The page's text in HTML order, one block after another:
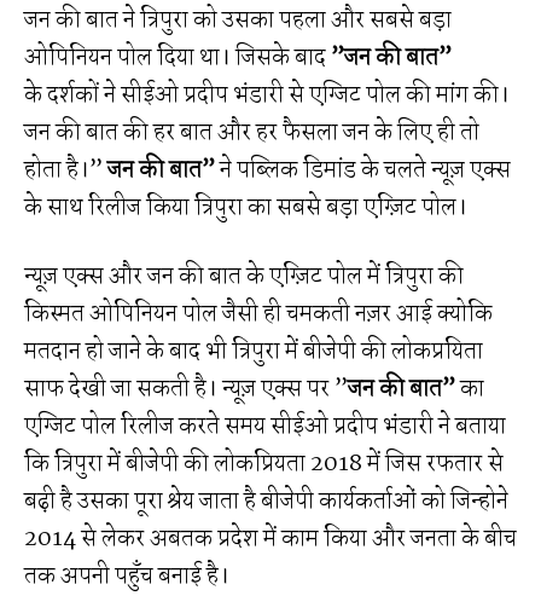
जन की बात ने त्रिपुरा को उसका पहला और सबसे बड़ा
ओपिनियन पोल दिया था। जिसके बाद”जन की बात”
के दर्शकों ने सीईओ प्रदीप भंडारी से एग्जिट पोल की मांग की।
जन की बात की हर बात और हर फैसला जन के लिए ही तो
होता है।”जन की बात”ने पब्लिक डिमांड के चलते न्यूज़ एक्स
के साथ रिलीज किया त्रिपुरा का सबसे बड़ा एग्ज़िट पोल।
न्यूज़ एक्स और जन की बात के एग्ज़िट पोल में त्रिपुरा की
किस्मत ओपिनियन पोल जैसी ही चमकती नज़र आई क्योकि
मतदान हो जाने के बाद भी त्रिपुरा में बीजेपी की लोकप्रयिता
साफ देखी जा सकती है। न्यूज़ एक्स पर ”जन की बात”का
एग्जिट पोल रिलीज करते समय सीईओ प्रदीप भंडारी ने बताया
कि त्रिपुरा में बीजेपी की लोकप्रियता 2018 में जिस रफतार से
बढ़ी है उसका पूरा श्रेय जाता है बीजेपी कार्यकर्ताओं को जिन्होने
2014 से लेकर अबतक प्रदेश में काम किया और जनता के बीच
तक अपनी पहुॅंच बनाई है।